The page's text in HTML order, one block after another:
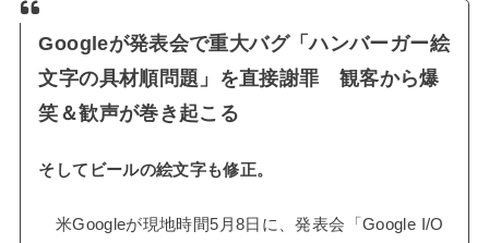
Googleが発表会で重大バグ「ハンバーガー絵
文字の具材順問題」を直接謝罪 観客から爆
笑＆歓声が巻き起こる
そしてビールの絵文字も修正。
米Googleが現地時間5月8日に、発表会「Google I/O